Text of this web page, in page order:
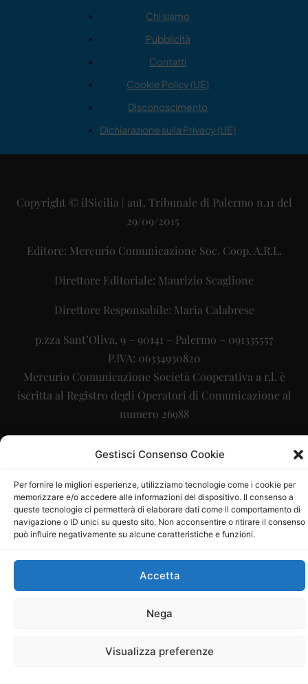
Gestisci Consenso Cookie
Per fornire le migliori esperienze, utilizziamo tecnologie come i cookie per
memorizzare e/o accedere alle informazioni del dispositivo. Il consenso a
queste tecnologie ci permetterà di elaborare dati come il comportamento di
navigazione o ID unici su questo sito. Non acconsentire o ritirare il consenso
può influire negativamente su alcune caratteristiche e funzioni.
Accetta
Nega
Visualizza preferenze
Chi siamo
Pubblicità
Contatti
Cookie Policy (UE)
Disconoscimento
Dichiarazione sulla Privacy (UE)
Copyright © ilSicilia | aut. Tribunale di Palermo n.11 del
29/09/2015
Editore: Mercurio Comunicazione Soc. Coop. A.R.L.
Direttore Editoriale: Maurizio Scaglione
Direttore Responsabile: Maria Calabrese
p.zza Sant’Oliva, 9 – 90141 – Palermo – 091335557
P.IVA: 06334930820
Mercurio Comunicazione Società Cooperativa a r.l. è
iscritta al Registro degli Operatori di Comunicazione al
numero 26988